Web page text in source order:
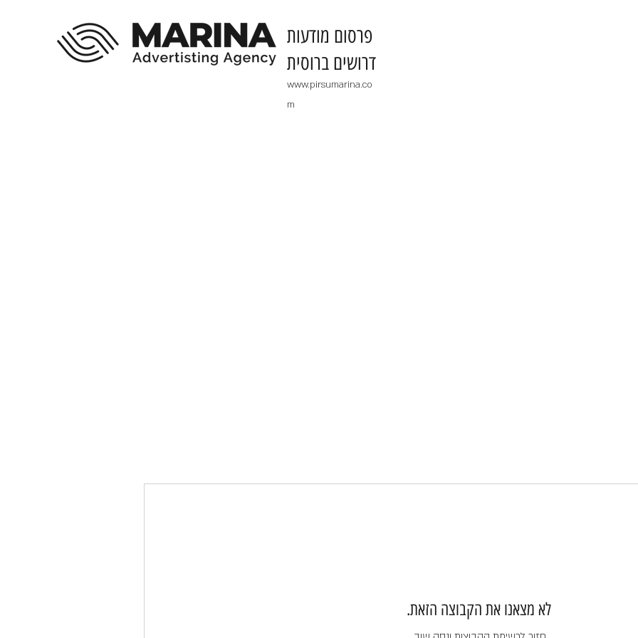
​פרסום מודעות
דרושים ברוסית
www.pirsumarina.co
m
לא מצאנו את הקבוצה הזאת.